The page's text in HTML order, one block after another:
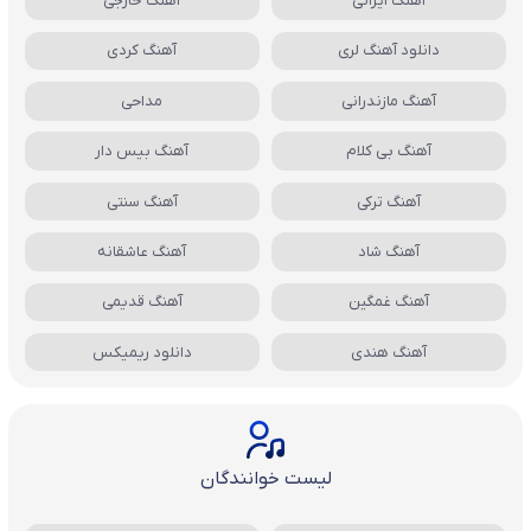
دانلود آهنگ لری آهنگ کردی
آهنگ مازندرانی مداحی
آهنگ بی کلام آهنگ بیس دار
آهنگ ترکی آهنگ سنتی
آهنگ شاد آهنگ عاشقانه
آهنگ غمگین آهنگ قدیمی
آهنگ هندی دانلود ریمیکس
لیست خوانندگان